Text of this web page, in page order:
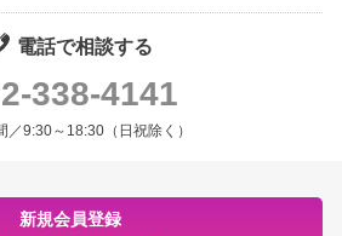
電話で相談する
338-4141
／9:30～18:30（日祝除く）
新規会員登録